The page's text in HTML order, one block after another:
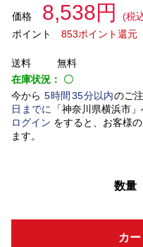
価格 8,538円
(税
ポイント
853ポイント還元
送料
無料
在庫状況： 〇
今から 5時間 35分以内のご
日 までに 「神奈川県横浜市」
ログイン をすると、お客様
ます。
数量
カ